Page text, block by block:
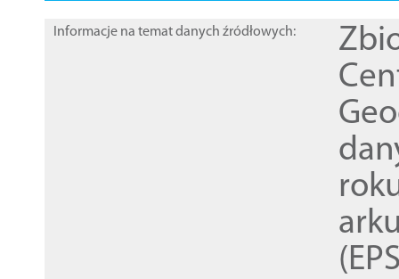
Informacje na temat danych źródłowych: